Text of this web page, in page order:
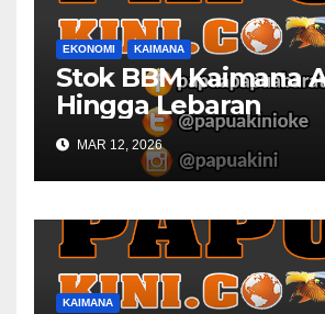
EKONOMI KAIMANA
Stok BBM Kaimana
Hingga Lebaran
MAR 12, 2026
KAIMANA